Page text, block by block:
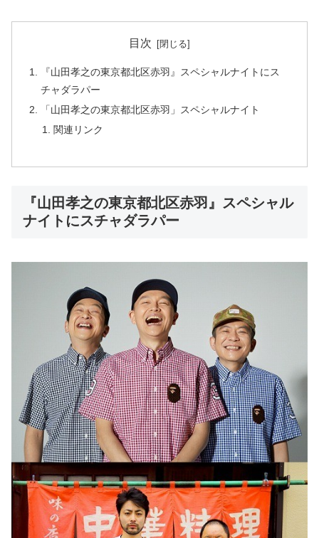
目次
『山田孝之の東京都北区赤羽』スペシャルナイトにス
チャダラパー
「山田孝之の東京都北区赤羽」スペシャルナイト
関連リンク
『山田孝之の東京都北区赤羽』スペシャル
ナイトにスチャダラパー